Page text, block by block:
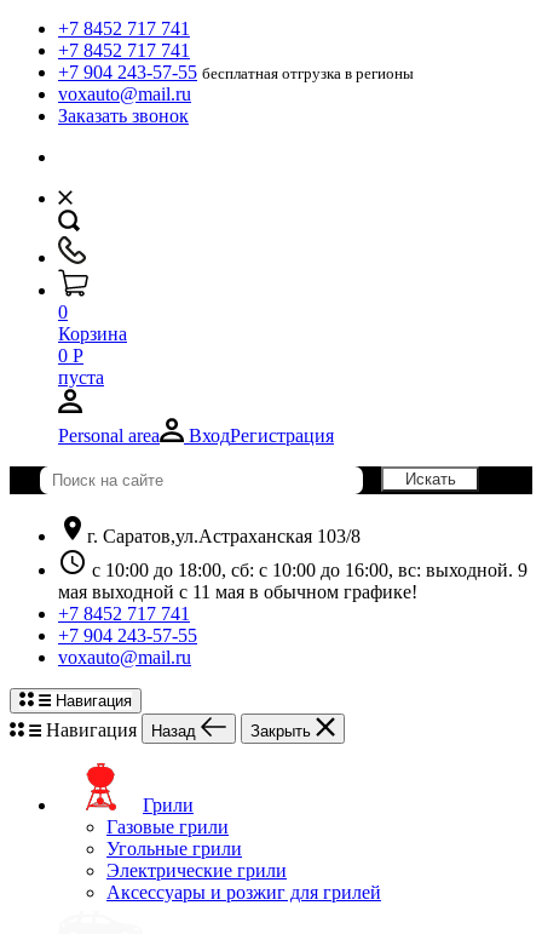
+7 8452 717 741
+7 8452 717 741
+7 904 243-57-55 бесплатная отгрузка в регионы
voxauto@mail.ru
Заказать звонок
0
Корзина
0 Р
пуста
Personal area ВходРегистрация
location_on г. Саратов,ул.Астраханская 103/8
schedule с 10:00 до 18:00, сб: с 10:00 до 16:00, вс: выходной. 9
мая выходной с 11 мая в обычном графике!
+7 8452 717 741
+7 904 243-57-55
voxauto@mail.ru
Навигация
Навигация Назад Закрыть
Грили
Газовые грили
Угольные грили
Электрические грили
Аксессуары и розжиг для грилей